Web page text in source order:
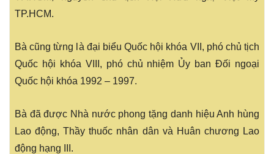
TP.HCM.
Bà cũng từng là đại biểu Quốc hội khóa VII, phó chủ tịch
Quốc hội khóa VIII, phó chủ nhiệm Ủy ban Đối ngoại
Quốc hội khóa 1992 – 1997.
Bà đã được Nhà nước phong tặng danh hiệu Anh hùng
Lao động, Thầy thuốc nhân dân và Huân chương Lao
động hạng III.